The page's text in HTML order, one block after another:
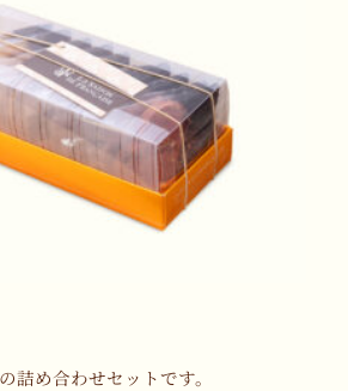
詰め合わせセットです。